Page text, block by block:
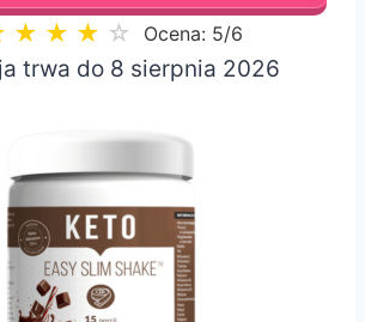
★ ★ ★ ☆ Ocena: 5/6
trwa do 8 sierpnia 2026